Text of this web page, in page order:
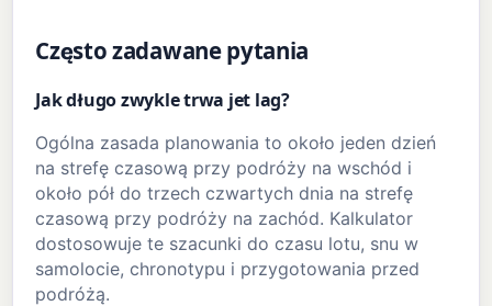
Często zadawane pytania
Jak długo zwykle trwa jet lag?
Ogólna zasada planowania to około jeden dzień
na strefę czasową przy podróży na wschód i
około pół do trzech czwartych dnia na strefę
czasową przy podróży na zachód. Kalkulator
dostosowuje te szacunki do czasu lotu, snu w
samolocie, chronotypu i przygotowania przed
podróżą.